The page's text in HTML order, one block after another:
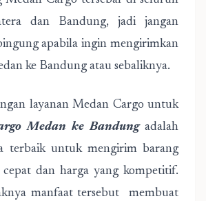
dan Bandung, jadi jangan
apabila ingin mengirimkan
ke Bandung atau sebaliknya.
layanan Medan Cargo untuk
Medan ke Bandungadalah
terbaik untuk mengirim barang
cepat dan harga yang kompetitif.
manfaat tersebut membuat